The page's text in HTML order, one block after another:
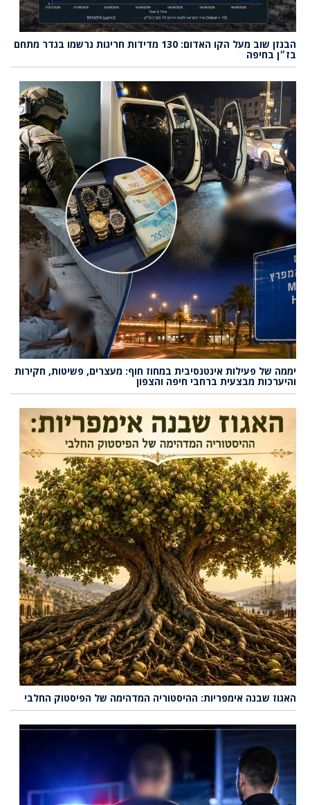
הבנזן שוב מעל הקו האדום: 130 מדידות חריגות נרשמו בגדר מתחם
בז״ן בחיפה
יממה של פעילות אינטנסיבית במחוז חוף: מעצרים, פשיטות, חקירות
והיערכות מבצעית ברחבי חיפה והצפון
האגוז שבנה אימפריות: ההיסטוריה המדהימה של הפיסטוק החלבי